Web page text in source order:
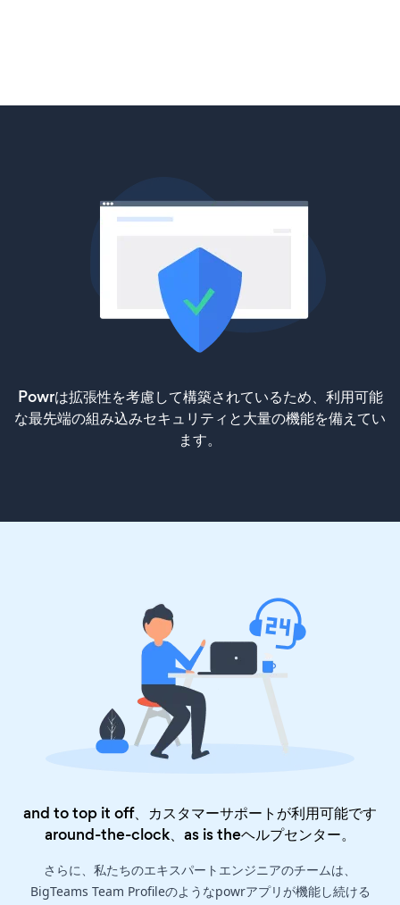
Powrは拡張性を考慮して構築されているため、利用可能
な最先端の組み込みセキュリティと大量の機能を備えてい
ます。
and to top it off、カスタマーサポートが利用可能です
around-the-clock、as is theヘルプセンター。
さらに、私たちのエキスパートエンジニアのチームは、
BigTeams Team Profileのようなpowrアプリが機能し続ける